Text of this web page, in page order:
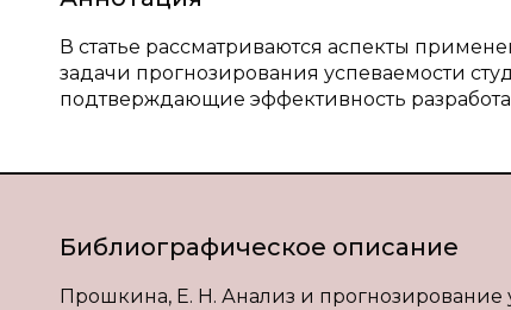
В статье рассматриваются аспекты
задачи прогнозирования успеваемости
подтверждающие эффективность
Библиографическое описание
Прошкина, Е. Н. Анализ и прогнозирование